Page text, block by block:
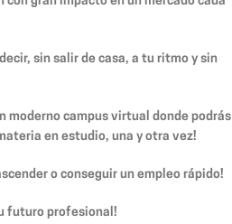
sin salir de casa, a tu ritmo y sin
moderno campus virtual donde podrás
en estudio, una y otra vez!
o conseguir un empleo rápido!
futuro profesional!